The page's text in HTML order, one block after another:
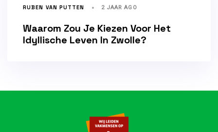
RUBEN VAN PUTTEN 2 JAAR AGO
Waarom Zou Je Kiezen Voor Het
Idyllische Leven In Zwolle?